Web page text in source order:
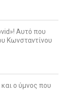
Αυτό που
Κωνσταντίνου
ο ύμνος που